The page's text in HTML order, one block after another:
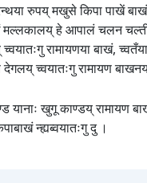
रुपय् मखुसे किपा पाखें
मल्लकालय् हे आपालं चलन
च्वयातःगु रामायणया बाखं,
च्वयातःगु रामायण
यानाः खुगू काण्डय्
न्ह्यब्वयातःगु दु ।